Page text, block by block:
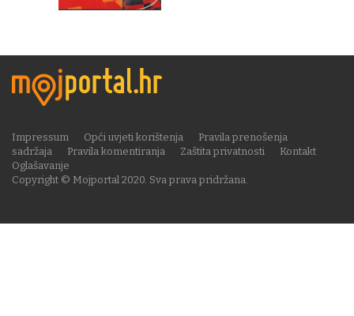
Copyright © Mojportal 2020. Sva prava pridržana.
Impressum Opći uvjeti korištenja
Pravila prenošenja
sadržaja
Pravila komentiranja Zaštita privatnosti
Kontakt
Oglašavanje